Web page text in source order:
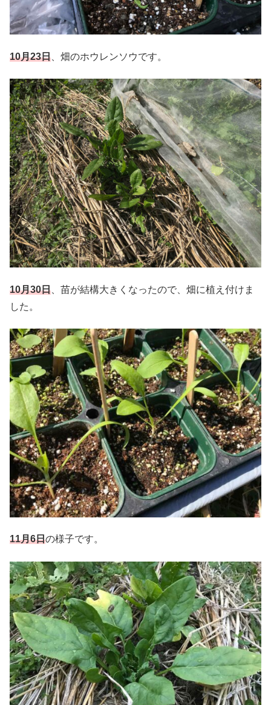
10月23日 、畑のホウレンソウです。
10月30日 、苗が結構大きくなったので、畑に植え付けま
した。
11月6日の様子です。